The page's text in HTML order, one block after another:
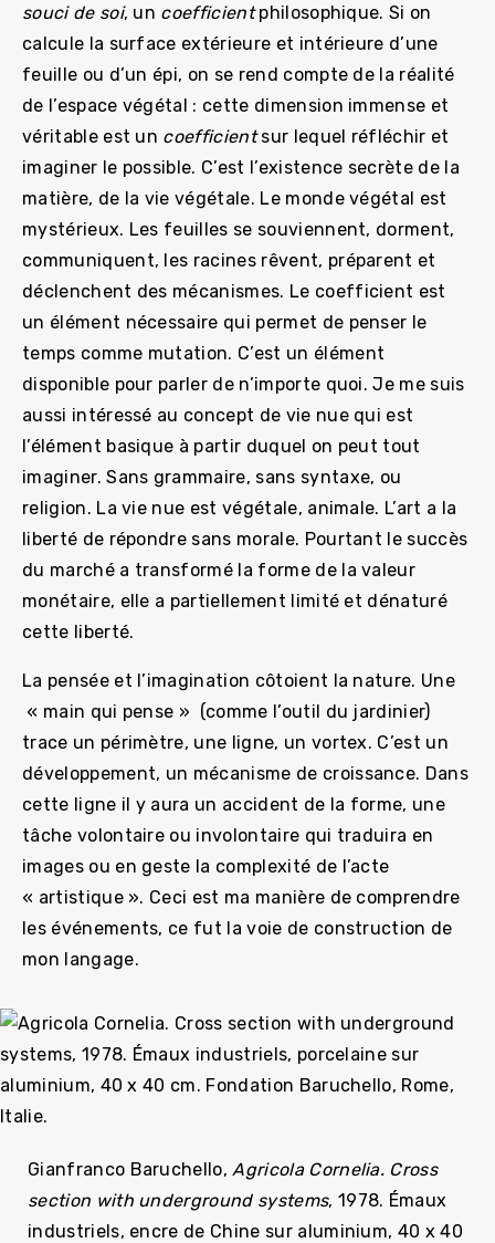
souci de soi, un coefficientphilosophique. Si on
calcule la surface extérieure et intérieure d’une
feuille ou d’un épi, on se rend compte de la réalité
de l’espace végétal : cette dimension immense et
véritable est un coefficientsur lequel réfléchir et
imaginer le possible. C’est l’existence secrète de la
matière, de la vie végétale. Le monde végétal est
mystérieux. Les feuilles se souviennent, dorment,
communiquent, les racines rêvent, préparent et
déclenchent des mécanismes. Le coefficient est
un élément nécessaire qui permet de penser le
temps comme mutation. C’est un élément
disponible pour parler de n’importe quoi. Je me suis
aussi intéressé au concept de vie nue qui est
l’élément basique à partir duquel on peut tout
imaginer. Sans grammaire, sans syntaxe, ou
religion. La vie nue est végétale, animale. L’art a la
liberté de répondre sans morale. Pourtant le succès
du marché a transformé la forme de la valeur
monétaire, elle a partiellement limité et dénaturé
cette liberté.
La pensée et l’imagination côtoient la nature. Une
« main qui pense » (comme l’outil du jardinier)
trace un périmètre, une ligne, un vortex. C’est un
développement, un mécanisme de croissance. Dans
cette ligne il y aura un accident de la forme, une
tâche volontaire ou involontaire qui traduira en
images ou en geste la complexité de l’acte
« artistique ». Ceci est ma manière de comprendre
les événements, ce fut la voie de construction de
mon langage.
Gianfranco Baruchello,Agricola Cornelia. Cross
section with underground systems, 1978. Émaux
industriels, encre de Chine sur aluminium, 40 x 40